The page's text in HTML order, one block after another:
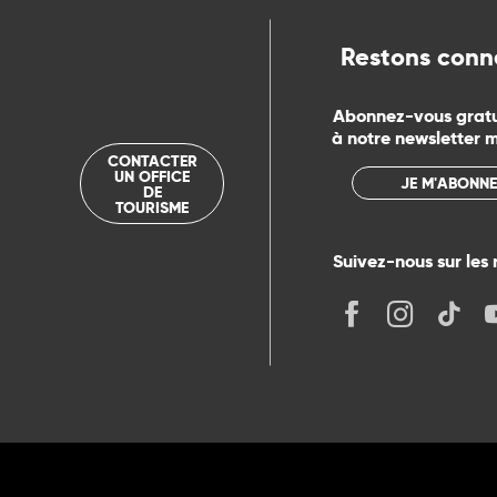
CONTACTER
UN OFFICE
DE
TOURISME
Restons
Abonnez-vous
à notre newsletter
JE M'ABONNE
Suivez-nous sur les